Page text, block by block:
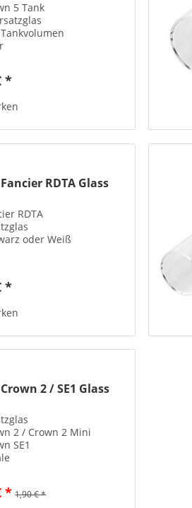
5 Tank
*
RDTA Glass
RDTA
oder Weiß
*
2 / SE1 Glass
2 / Crown 2 Mini
SE1
* 1,90 € *